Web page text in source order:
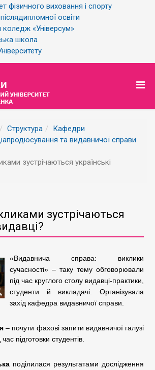
фізичного виховання і спорту
післядипломної освіти
«Універсум»
школа
Структура
Кафедри
та видавничої справи
зустрічаються українські
зустрічаються
«Видавнича справа: виклики
сучасності» – таку тему обговорювали
під час круглого столу видавці-практики,
студенти й викладачі. Організувала
захід кафедра видавничої справи.
– почути фахові запити видавничої галузі
підготовки студентів.
поділилася результатами дослідження